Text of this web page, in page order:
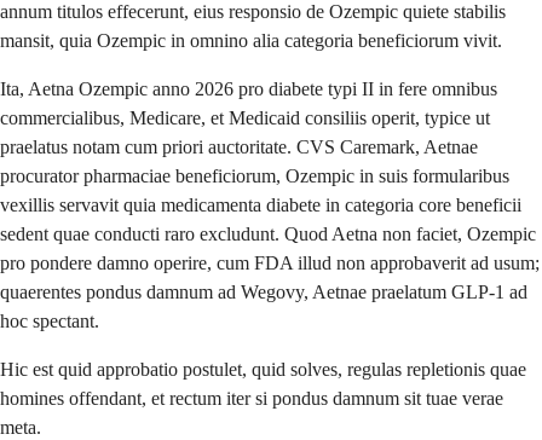
annum titulos effecerunt, eius responsio de Ozempic quiete stabilis
mansit, quia Ozempic in omnino alia categoria beneficiorum vivit.
Ita, Aetna Ozempic anno 2026 pro diabete typi II in fere omnibus
commercialibus, Medicare, et Medicaid consiliis operit, typice ut
praelatus notam cum priori auctoritate. CVS Caremark, Aetnae
procurator pharmaciae beneficiorum, Ozempic in suis formularibus
vexillis servavit quia medicamenta diabete in categoria core beneficii
sedent quae conducti raro excludunt. Quod Aetna non faciet, Ozempic
pro pondere damno operire, cum FDA illud non approbaverit ad usum;
quaerentes pondus damnum ad Wegovy, Aetnae praelatum GLP-1 ad
hoc spectant.
Hic est quid approbatio postulet, quid solves, regulas repletionis quae
homines offendant, et rectum iter si pondus damnum sit tuae verae
meta.